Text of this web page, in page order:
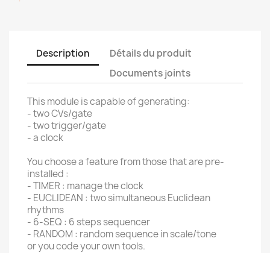
Description
Détails du produit
Documents joints
This module is capable of generating:
- two CVs/gate
- two trigger/gate
- a clock
You choose a feature from those that are pre-
installed :
- TIMER : manage the clock
- EUCLIDEAN : two simultaneous Euclidean
rhythms
- 6-SEQ : 6 steps sequencer
- RANDOM : random sequence in scale/tone
or you code your own tools.